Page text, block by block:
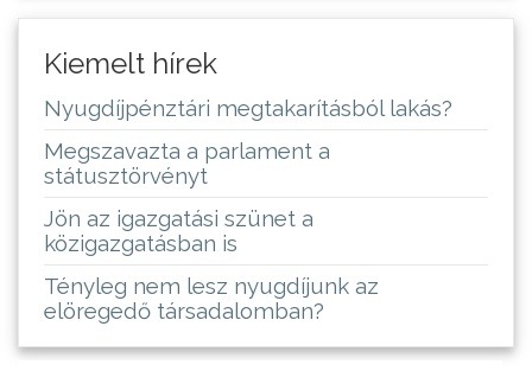
Kiemelt hírek
Nyugdíjpénztári megtakarításból lakás?
Megszavazta a parlament a
státusztörvényt
Jön az igazgatási szünet a
közigazgatásban is
Tényleg nem lesz nyugdíjunk az
elöregedő társadalomban?